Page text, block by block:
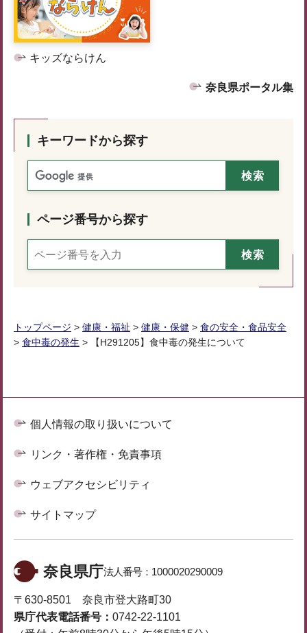
キッズならけん
奈良県ポータル集
キーワードから探す
ページ番号から探す
トップページ > 健康・福祉 > 健康・保健 > 食の安全・食品安全
> 食中毒の発生 > 【H291205】食中毒の発生について
個人情報の取り扱いについて
リンク・著作権・免責事項
ウェブアクセシビリティ
サイトマップ
奈良県庁法人番号： 1000020290009
〒630-8501 奈良市登大路町30
県庁代表電話番号： 0742-22-1101